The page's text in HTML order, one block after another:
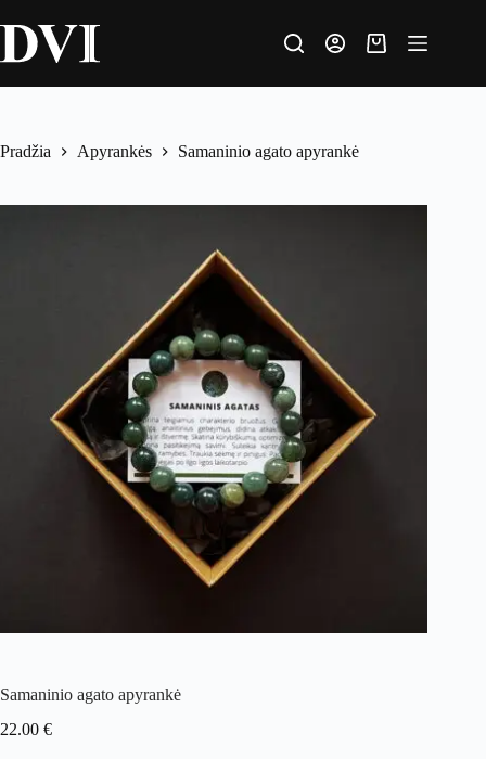
Pradžia Apyrankės Samaninio agato apyrankė
Samaninio agato apyrankė
22.00 €